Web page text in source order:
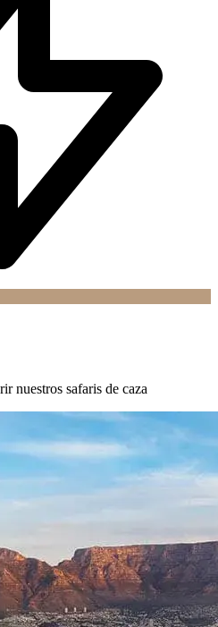
nuestros safaris de caza